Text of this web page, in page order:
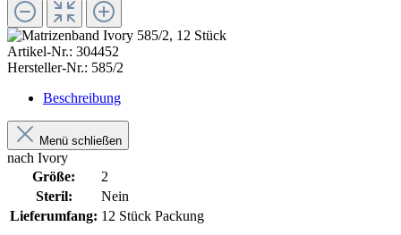
Artikel-Nr.: 304452
Hersteller-Nr.: 585/2
Beschreibung
Menü schließen
nach Ivory
Größe:
2
Steril:
Nein
Lieferumfang: 12 Stück Packung